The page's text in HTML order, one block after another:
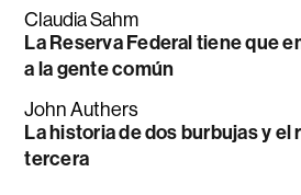
Claudia Sahm
La Reserva Federal tiene que
a la gente común
John Authers
La historia de dos burbujas y el
tercera